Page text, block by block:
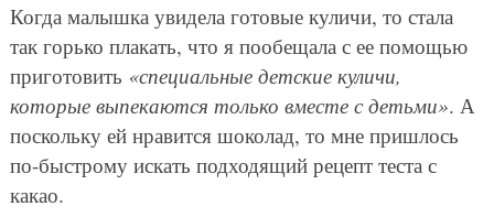
Когда малышка увидела готовые куличи, то стала
так горько плакать, что я пообещала с ее помощью
приготовить «специальные детские куличи,
которые выпекаются только вместе с детьми». А
поскольку ей нравится шоколад, то мне пришлось
по-быстрому искать подходящий рецепт теста с
какао.